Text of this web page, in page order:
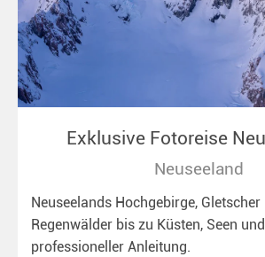
Exklusive Fotoreise
Neuseeland
Neuseelands Hochgebirge, Gletscher
Regenwälder bis zu Küsten, Seen
professioneller Anleitung.